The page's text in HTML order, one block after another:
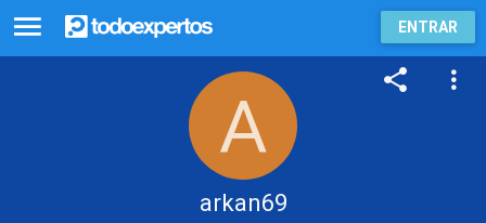
ENTRAR
arkan69